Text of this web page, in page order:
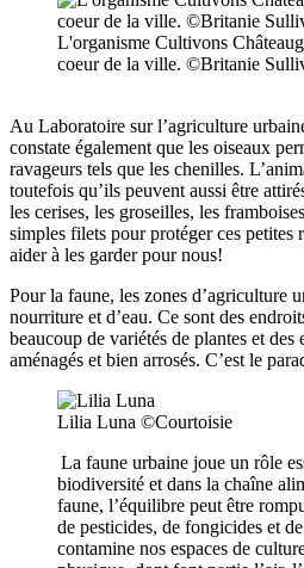
L'organisme Cultivons
coeur de la ville. ©Britanie
Au Laboratoire sur l’agriculture
constate également que les oiseaux
ravageurs tels que les chenilles.
toutefois qu’ils peuvent aussi être
les cerises, les groseilles, les
simples filets pour protéger ces petites
aider à les garder pour nous!
Pour la faune, les zones d’agriculture
nourriture et d’eau. Ce sont des
beaucoup de variétés de plantes et
aménagés et bien arrosés. C’est le
Lilia Luna ©Courtoisie
La faune urbaine joue un rôle
biodiversité et dans la chaîne
faune, l’équilibre peut être
de pesticides, de fongicides et
contamine nos espaces de